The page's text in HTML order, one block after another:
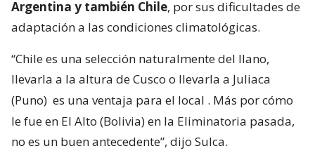
Argentina y también Chile, por sus dificultades de
adaptación a las condiciones climatológicas.
“Chile es una selección naturalmente del llano,
llevarla a la altura de Cusco o llevarla a Juliaca
(Puno) es una ventaja para el local . Más por cómo
le fue en El Alto (Bolivia) en la Eliminatoria pasada,
no es un buen antecedente”, dijo Sulca.